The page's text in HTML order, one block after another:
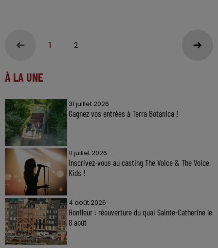
1 2
À LA UNE
31 juillet 2026
Gagnez vos entrées à Terra Botanica !
11 juillet 2026
Inscrivez-vous au casting The Voice & The Voice
Kids !
4 août 2026
Honfleur : réouverture du quai Sainte-Catherine le
8 août